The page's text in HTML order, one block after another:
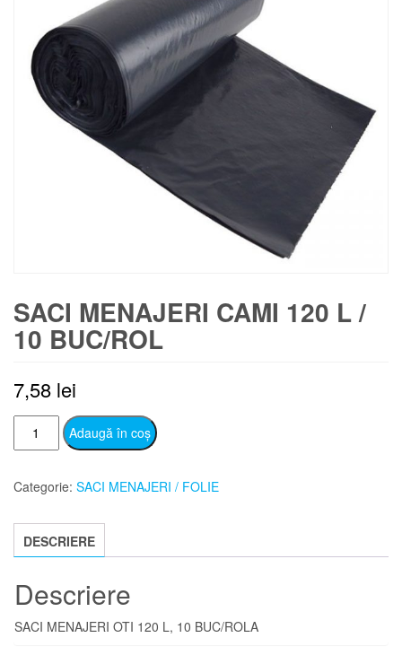
SACI MENAJERI CAMI 120 L /
10 BUC/ROL
7,58 lei
Cantitate
SACI
CAMI
/
10
buc/rol
Adaugă în coș
Categorie: SACI MENAJERI / FOLIE
DESCRIERE
Descriere
SACI MENAJERI OTI 120 L, 10 BUC/ROLA